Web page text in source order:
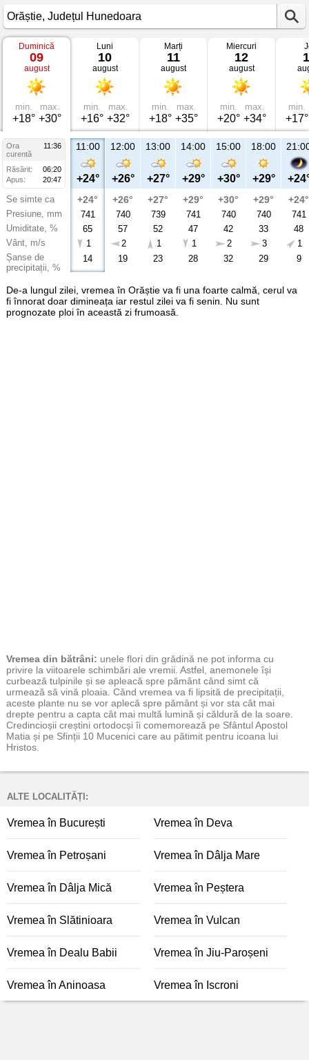
Vremea
Orăștie
Județul
Hunedoara
Duminică
09
august
min.
+18°
max.
+30°
Luni
10
august
min.
+16°
max.
+32°
Marți
11
august
min.
+18°
max.
+35°
Miercuri
12
august
min.
+20°
max.
+34°
min.
+17°
Ora
11:36
curentă
Răsărit:
06:20
Apus:
20:47
Se simte ca
Presiune, mm
Umiditate, %
Vânt, m/s
Șanse de
precipitații, %
11:00
+24°
+24°
741
65
1
14
12:00
+26°
+26°
740
57
2
19
13:00
+27°
+27°
739
52
1
23
14:00
+29°
+29°
741
47
1
28
15:00
+30°
+30°
740
42
2
32
18:00
+29°
+29°
740
33
3
29
+24°
741
48
1
9
De-a lungul zilei, vremea în Orăștie va fi una foarte calmă, cerul va
fi înnorat doar dimineața iar restul zilei va fi senin. Nu sunt
prognozate ploi în această zi frumoasă.
Vremea din bătrâni: unele flori din grădină ne pot informa cu
privire la viitoarele schimbări ale vremii. Astfel, anemonele își
curbează tulpinile și se apleacă spre pământ când simt că
urmează să vină ploaia. Când vremea va fi lipsită de precipitații,
aceste plante nu se vor aplecă spre pământ și vor sta cât mai
drepte pentru a capta cât mai multă lumină și căldură de la soare.
Credincioșii creștini ortodocși îi comemorează pe Sfântul Apostol
Matia și pe Sfinții 10 Mucenici care au pătimit pentru icoana lui
Hristos.
ALTE LOCALITĂȚI:
Vremea în București Vremea în Deva
Vremea în Petroșani Vremea în Dâlja Mare
Vremea în Dâlja Mică Vremea în Peștera
Vremea în Slătinioara Vremea în Vulcan
Vremea în Dealu Babii Vremea în Jiu-Paroșeni
Vremea în Aninoasa Vremea în Iscroni